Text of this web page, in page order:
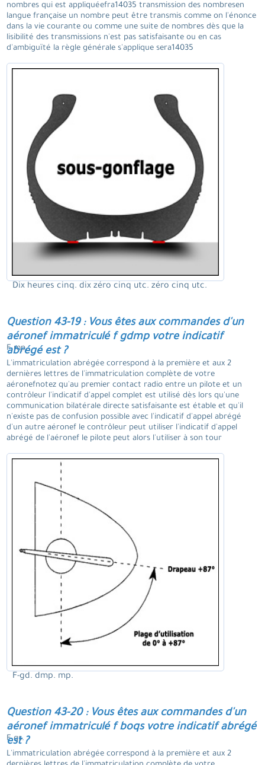
nombres qui est appliquéefra14035 transmission des nombresen
langue française un nombre peut être transmis comme on l'énonce
dans la vie courante ou comme une suite de nombres dès que la
lisibilité des transmissions n'est pas satisfaisante ou en cas
d'ambiguïté la règle générale s'applique sera14035
Dix heures cinq. dix zéro cinq utc. zéro cinq utc.
Question 43-19 : Vous êtes aux commandes d'un
aéronef immatriculé f gdmp votre indicatif
abrégé est ?
F mp.
L'immatriculation abrégée correspond à la première et aux 2
dernières lettres de l'immatriculation complète de votre
aéronefnotez qu'au premier contact radio entre un pilote et un
contrôleur l'indicatif d'appel complet est utilisé dès lors qu'une
communication bilatérale directe satisfaisante est étable et qu'il
n'existe pas de confusion possible avec l'indicatif d'appel abrégé
d'un autre aéronef le contrôleur peut utiliser l'indicatif d'appel
abrégé de l'aéronef le pilote peut alors l'utiliser à son tour
F-gd. dmp. mp.
Question 43-20 : Vous êtes aux commandes d'un
aéronef immatriculé f boqs votre indicatif abrégé
est ?
F qs.
L'immatriculation abrégée correspond à la première et aux 2